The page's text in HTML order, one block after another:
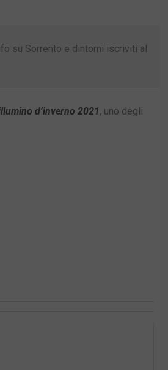
su Sorrento e dintorni iscriviti al
d’inverno 2021, uno degli